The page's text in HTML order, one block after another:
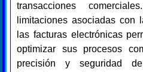
transacciones
limitaciones asociadas con
las facturas electrónicas
optimizar sus procesos
precisión y seguridad